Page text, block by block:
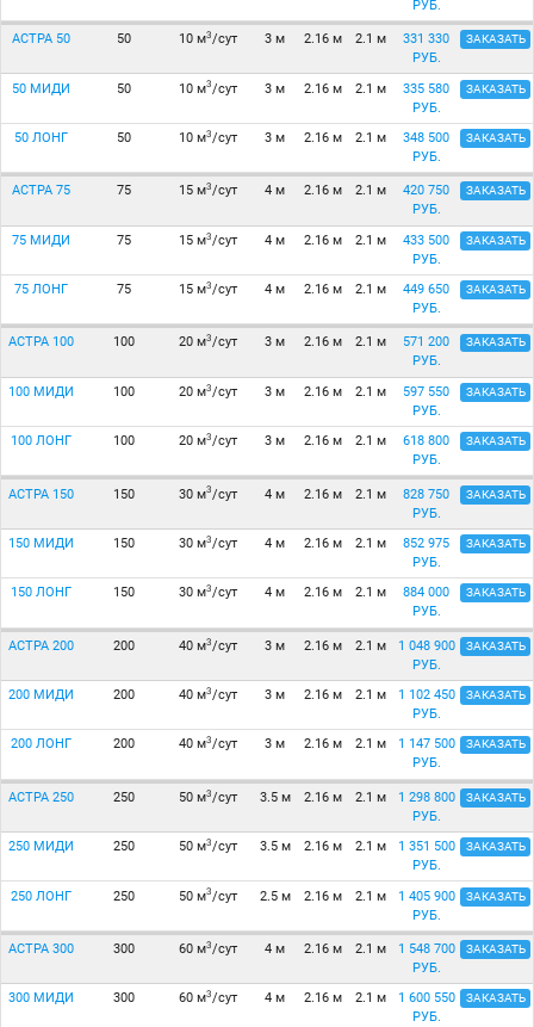
РУБ.
АСТРА 50 50 10 м3/сут 3 м 2.16 м 2.1 м
331 330
РУБ.
ЗАКАЗАТЬ
50 МИДИ 50 10 м3/сут 3 м 2.16 м 2.1 м
335 580
РУБ.
ЗАКАЗАТЬ
50 ЛОНГ 50 10 м3/сут 3 м 2.16 м 2.1 м
348 500
РУБ.
ЗАКАЗАТЬ
АСТРА 75 75 15 м3/сут 4 м 2.16 м 2.1 м
420 750
РУБ.
ЗАКАЗАТЬ
75 МИДИ 75 15 м3/сут 4 м 2.16 м 2.1 м
433 500
РУБ.
ЗАКАЗАТЬ
75 ЛОНГ 75 15 м3/сут 4 м 2.16 м 2.1 м
449 650
РУБ.
ЗАКАЗАТЬ
АСТРА 100 100 20 м3/сут 3 м 2.16 м 2.1 м
571 200
РУБ.
ЗАКАЗАТЬ
100 МИДИ 100 20 м3/сут 3 м 2.16 м 2.1 м
597 550
РУБ.
ЗАКАЗАТЬ
100 ЛОНГ 100 20 м3/сут 3 м 2.16 м 2.1 м
618 800
РУБ.
ЗАКАЗАТЬ
АСТРА 150 150 30 м3/сут 4 м 2.16 м 2.1 м
828 750
РУБ.
ЗАКАЗАТЬ
150 МИДИ 150 30 м3/сут 4 м 2.16 м 2.1 м
852 975
РУБ.
ЗАКАЗАТЬ
150 ЛОНГ 150 30 м3/сут 4 м 2.16 м 2.1 м
884 000
РУБ.
ЗАКАЗАТЬ
АСТРА 200 200 40 м3/сут 3 м 2.16 м 2.1 м
1 048 900
РУБ.
ЗАКАЗАТЬ
200 МИДИ 200 40 м3/сут 3 м 2.16 м 2.1 м
1 102 450
РУБ.
ЗАКАЗАТЬ
200 ЛОНГ 200 40 м3/сут 3 м 2.16 м 2.1 м
1 147 500
РУБ.
ЗАКАЗАТЬ
АСТРА 250 250 50 м3/сут 3.5 м 2.16 м 2.1 м
1 298 800
РУБ.
ЗАКАЗАТЬ
250 МИДИ 250 50 м3/сут 3.5 м 2.16 м 2.1 м
1 351 500
РУБ.
ЗАКАЗАТЬ
250 ЛОНГ 250 50 м3/сут 2.5 м 2.16 м 2.1 м
1 405 900
РУБ.
ЗАКАЗАТЬ
АСТРА 300 300 60 м3/сут 4 м 2.16 м 2.1 м
1 548 700
РУБ.
ЗАКАЗАТЬ
300 МИДИ 300 60 м3/сут 4 м 2.16 м 2.1 м
1 600 550
РУБ.
ЗАКАЗАТЬ